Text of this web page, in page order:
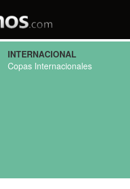
INTERNACIONAL
Copas Internacionales